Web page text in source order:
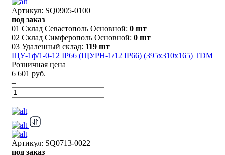
Артикул: SQ0905-0100
под заказ
01 Склад Севастополь Основной: 0 шт
02 Склад Симферополь Основной: 0 шт
03 Удаленный склад: 119 шт
ЩУ-1ф/1-0-12 IP66 (ЩУРН-1/12 IP66) (395х310х165) TDM
Розничная цена
6 601 руб.
–
+
Артикул: SQ0713-0022
под заказ